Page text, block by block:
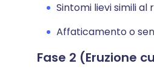
Sintomi lievi simili
Affaticamento o
Fase 2 (Eruzione